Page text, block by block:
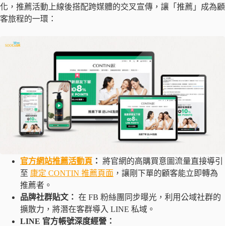
化，推薦活動上線後搭配跨媒體的交叉宣傳，讓「推薦」成為顧
客旅程的一環：
官方網站推薦活動頁 ： 將官網的高購買意圖流量直接導引
至 康定 CONTIN 推薦頁面 ，讓剛下單的顧客能立即轉為
推薦者。
品牌社群貼文： 在 FB 粉絲團同步曝光，利用公域社群的
擴散力，將潛在客群導入 LINE 私域。
LINE 官方帳號深度經營：